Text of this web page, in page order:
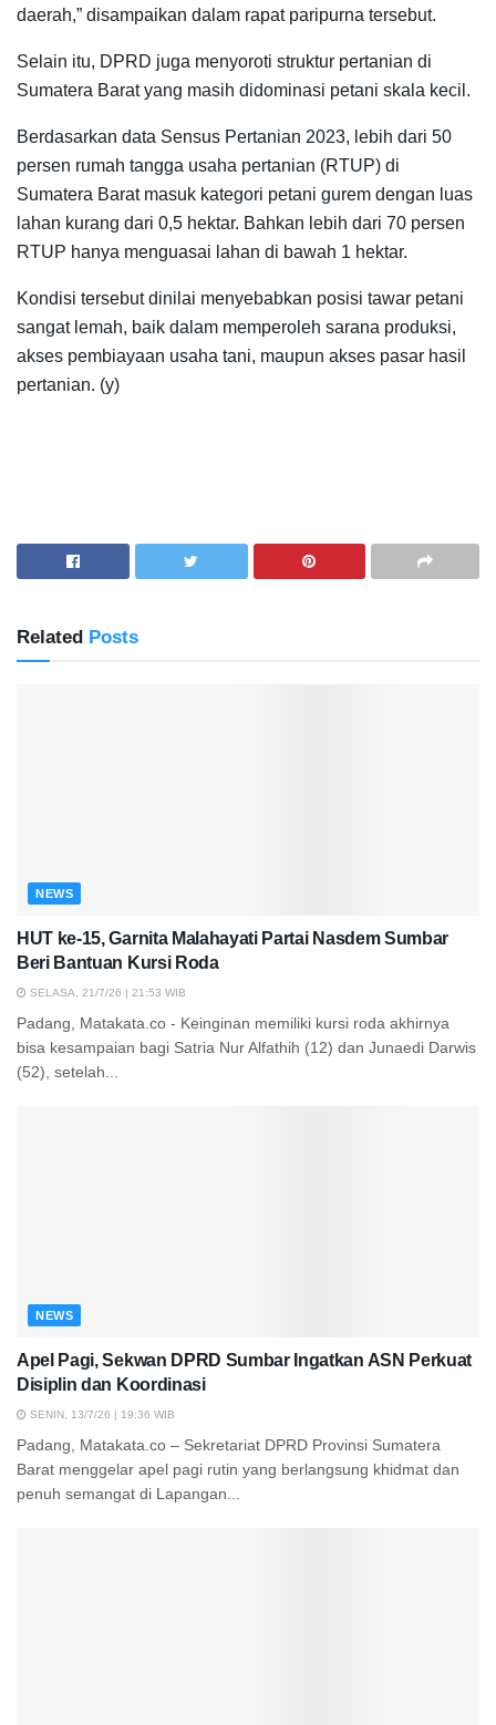
daerah,” disampaikan dalam rapat paripurna tersebut.
Selain itu, DPRD juga menyoroti struktur pertanian di
Sumatera Barat yang masih didominasi petani skala kecil.
Berdasarkan data Sensus Pertanian 2023, lebih dari 50
persen rumah tangga usaha pertanian (RTUP) di
Sumatera Barat masuk kategori petani gurem dengan luas
lahan kurang dari 0,5 hektar. Bahkan lebih dari 70 persen
RTUP hanya menguasai lahan di bawah 1 hektar.
Kondisi tersebut dinilai menyebabkan posisi tawar petani
sangat lemah, baik dalam memperoleh sarana produksi,
akses pembiayaan usaha tani, maupun akses pasar hasil
pertanian. (y)
Related Posts
NEWS
HUT ke-15, Garnita Malahayati Partai Nasdem Sumbar
Beri Bantuan Kursi Roda
SELASA, 21/7/26 | 21:53 WIB
Padang, Matakata.co - Keinginan memiliki kursi roda akhirnya
bisa kesampaian bagi Satria Nur Alfathih (12) dan Junaedi Darwis
(52), setelah...
NEWS
Apel Pagi, Sekwan DPRD Sumbar Ingatkan ASN Perkuat
Disiplin dan Koordinasi
SENIN, 13/7/26 | 19:36 WIB
Padang, Matakata.co – Sekretariat DPRD Provinsi Sumatera
Barat menggelar apel pagi rutin yang berlangsung khidmat dan
penuh semangat di Lapangan...